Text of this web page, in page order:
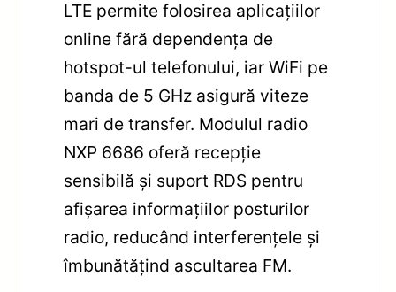
LTE permite folosirea aplicațiilor
online fără dependența de
hotspot-ul telefonului, iar WiFi pe
banda de 5 GHz asigură viteze
mari de transfer. Modulul radio
NXP 6686 oferă recepție
sensibilă și suport RDS pentru
afișarea informațiilor posturilor
radio, reducând interferențele și
îmbunătățind ascultarea FM.